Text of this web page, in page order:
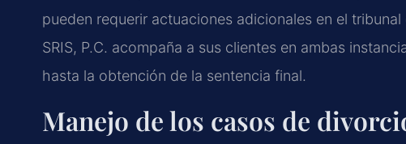
pueden requerir actuaciones adicionales en el
SRIS, P.C. acompaña a sus clientes en ambas
hasta la obtención de la sentencia final.
Manejo de los casos de